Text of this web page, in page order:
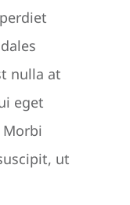
nulla at
eget
ut